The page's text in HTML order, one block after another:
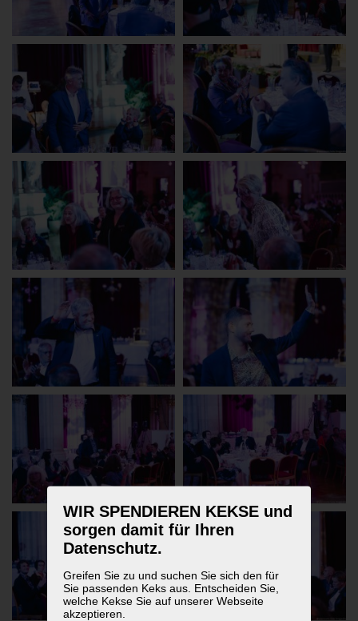
WIR SPENDIEREN KEKSE und
sorgen damit für Ihren
Datenschutz.
Greifen Sie zu und suchen Sie sich den für
Sie passenden Keks aus. Entscheiden Sie,
welche Kekse Sie auf unserer Webseite
akzeptieren.